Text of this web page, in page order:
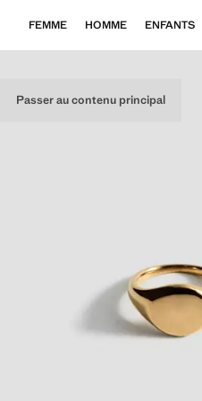
Passer au contenu principal
FEMME HOMME ENFANTS